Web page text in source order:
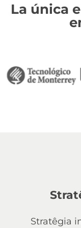
La única
Stratêgia